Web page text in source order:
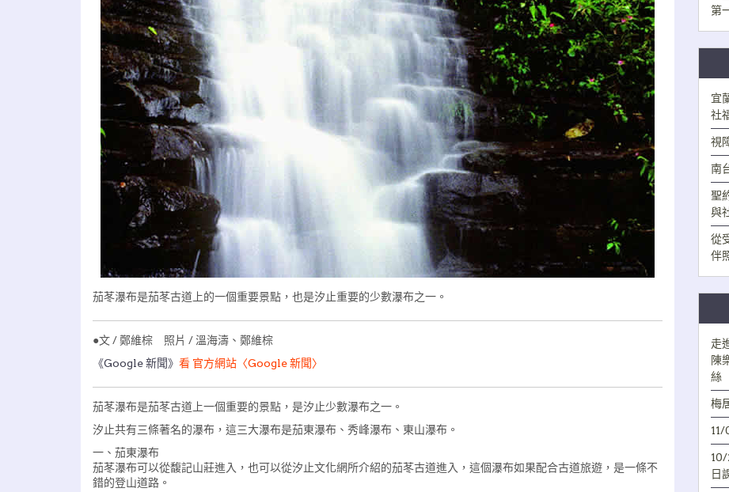
茄苳瀑布是茄苳古道上的一個重要景點，也是汐止重要的少數瀑布之一。
●文 / 鄭維棕 照片 / 溫海濤、鄭維棕
《Google 新聞》 看 官方網站〈Google 新聞〉
茄苳瀑布是茄苳古道上一個重要的景點，是汐止少數瀑布之一。
汐止共有三條著名的瀑布，這三大瀑布是茄東瀑布、秀峰瀑布、東山瀑布。
一、茄東瀑布
茄苳瀑布可以從馥記山莊進入，也可以從汐止文化網所介紹的茄苳古道進入，這個瀑布如果配合古道旅遊，是一條不
錯的登山道路。
第
宜
社
視
南
聖
與
從
伴
走
陳
絲
梅
11/
日